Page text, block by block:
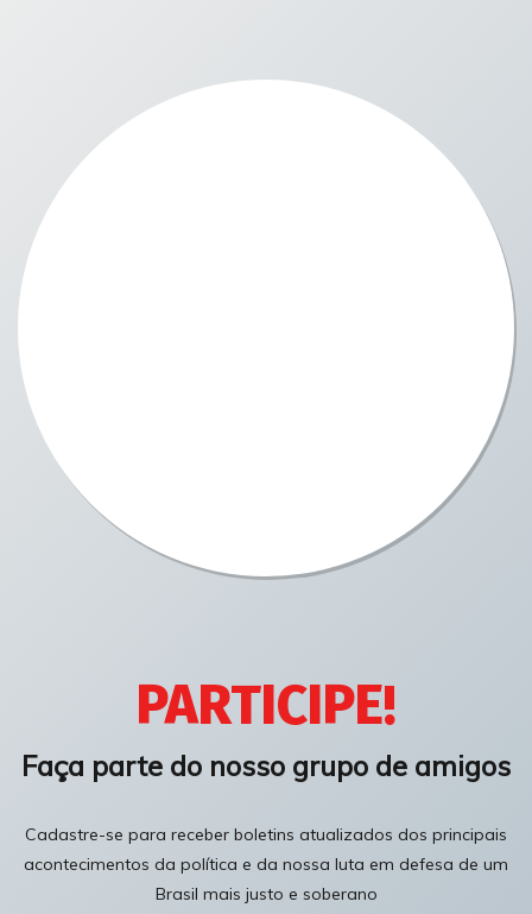
PARTICIPE!
Faça parte do nosso grupo de amigos
Cadastre-se para receber boletins atualizados dos principais
acontecimentos da política e da nossa luta em defesa de um
Brasil mais justo e soberano